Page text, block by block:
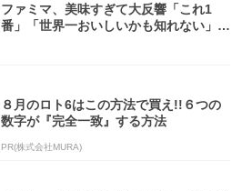
ファミマ、美味すぎて大反響「これ1
番」「世界一おいしいかも知れない」
８月のロト6はこの方法で買え!!６つの
数字が『完全一致』する方法
PR(株式会社MURA)